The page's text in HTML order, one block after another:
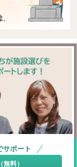
サポート
料）